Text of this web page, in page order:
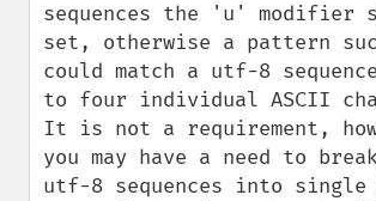
sequences the 'u' modifier
set, otherwise a pattern
could match a utf-8
to four individual ASCII
It is not a requirement,
you may have a need to
utf-8 sequences into single